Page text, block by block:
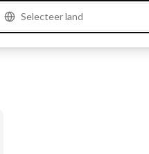
Kw
Volt
Selecteer land